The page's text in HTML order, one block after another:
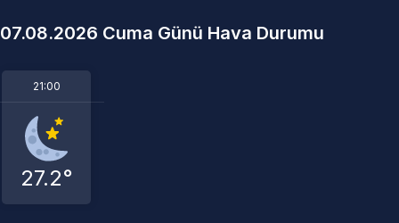
07.08.2026 Cuma Günü Hava Durumu
21:00
27.2°